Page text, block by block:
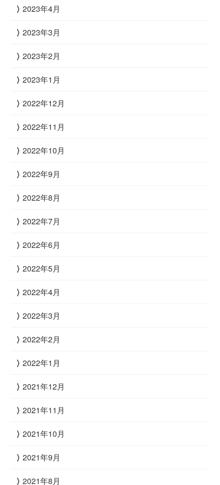
2023年4月
2023年3月
2023年2月
2023年1月
2022年12月
2022年11月
2022年10月
2022年9月
2022年8月
2022年7月
2022年6月
2022年5月
2022年4月
2022年3月
2022年2月
2022年1月
2021年12月
2021年11月
2021年10月
2021年9月
2021年8月